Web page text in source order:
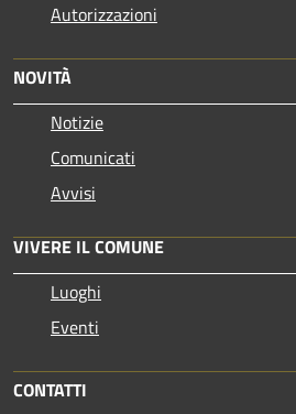
Autorizzazioni
NOVITÀ
Notizie
Comunicati
Avvisi
VIVERE IL COMUNE
Luoghi
Eventi
CONTATTI